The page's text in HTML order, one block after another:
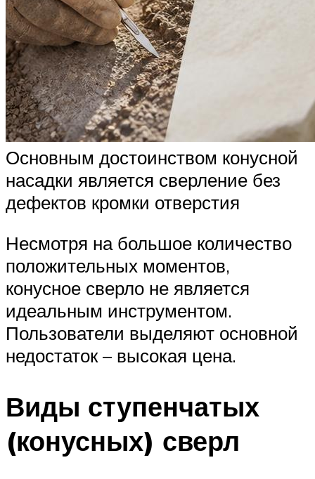
Основным достоинством конусной
насадки является сверление без
дефектов кромки отверстия
Несмотря на большое количество
положительных моментов,
конусное сверло не является
идеальным инструментом.
Пользователи выделяют основной
недостаток – высокая цена.
Виды ступенчатых
(конусных) сверл